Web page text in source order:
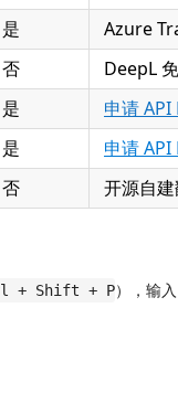
是
Azure
否
DeepL
是
申请 API
是
申请 API
否 开源自
+ Shift + P），输入